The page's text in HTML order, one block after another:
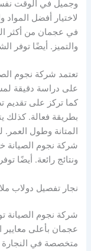
وجميل في الوقت
لاختيار أفضل
في عجمان من أكثر
والتميز. أيضًا توفر
تعتمد شركة نجوم
على دراسة دقيقة
كما تركز على
بطريقة فعالة. كذلك
المتانة وطول
شركة نجوم الصيانة
ونتائج رائعة. أيضًا
نجار تفصيل دولاب
شركة نجوم الصيانة
عجمان بأعلى معايير
متخصصة في النجارة